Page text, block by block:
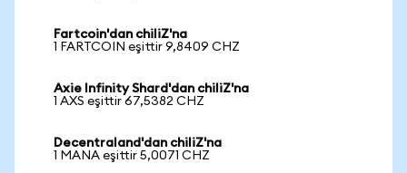
Fartcoin'dan chiliZ'na
1 FARTCOIN eşittir 9,8409 CHZ
Axie Infinity Shard'dan chiliZ'na
1 AXS eşittir 67,5382 CHZ
Decentraland'dan chiliZ'na
1 MANA eşittir 5,0071 CHZ